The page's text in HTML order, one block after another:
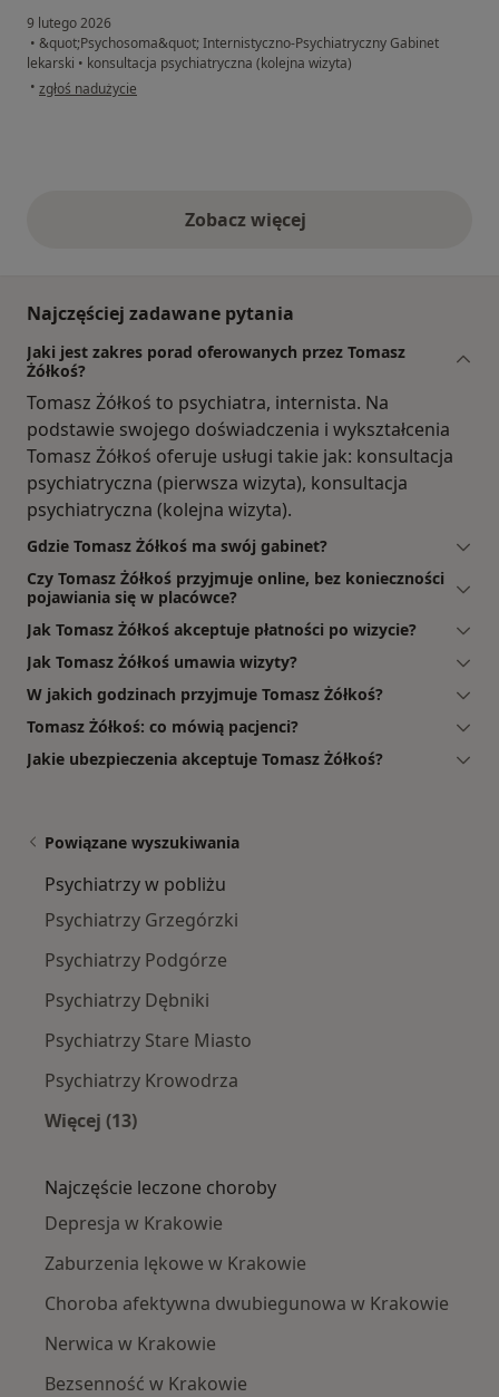
9 lutego 2026
• &quot;Psychosoma&quot; Internistyczno-Psychiatryczny Gabinet
lekarski • konsultacja psychiatryczna (kolejna wizyta)
• w opinii użytkownika Anna
zgłoś nadużycie
Zobacz więcejopinie powyżej
Najczęściej zadawane pytania
Jaki jest zakres porad oferowanych przez Tomasz
Żółkoś?
Tomasz Żółkoś to psychiatra, internista. Na
podstawie swojego doświadczenia i wykształcenia
Tomasz Żółkoś oferuje usługi takie jak: konsultacja
psychiatryczna (pierwsza wizyta), konsultacja
psychiatryczna (kolejna wizyta).
Gdzie Tomasz Żółkoś ma swój gabinet?
Czy Tomasz Żółkoś przyjmuje online, bez konieczności
pojawiania się w placówce?
Jak Tomasz Żółkoś akceptuje płatności po wizycie?
Jak Tomasz Żółkoś umawia wizyty?
W jakich godzinach przyjmuje Tomasz Żółkoś?
Tomasz Żółkoś: co mówią pacjenci?
Jakie ubezpieczenia akceptuje Tomasz Żółkoś?
Powiązane wyszukiwania
Psychiatrzy w pobliżu
Psychiatrzy Grzegórzki
Psychiatrzy Podgórze
Psychiatrzy Dębniki
Psychiatrzy Stare Miasto
Psychiatrzy Krowodrza
Więcej (13)
Najczęście leczone choroby
Depresja w Krakowie
Zaburzenia lękowe w Krakowie
Choroba afektywna dwubiegunowa w Krakowie
Nerwica w Krakowie
Bezsenność w Krakowie